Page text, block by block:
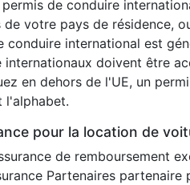
de conduire
votre pays de résidence,
conduire international est
doivent être
en dehors de l'UE, un
l'alphabet.
pour la location de
de remboursement
Partenaires